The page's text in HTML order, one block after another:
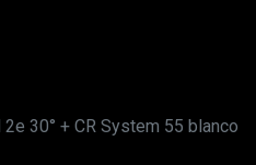
30° + CR System 55 blanco